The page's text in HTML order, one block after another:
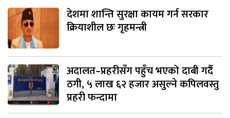
देशमा शान्ति सुरक्षा कायम गर्न सरकार
क्रियाशील छः गृहमन्त्री
अदालत–प्रहरीसँग पहुँच भएको दाबी गर्दै
ठगी, ५ लाख ६२ हजार असुल्ने कपिलवस्तु
प्रहरी फन्दामा